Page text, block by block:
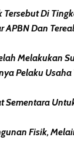
Di
Dan
Melakukan
Pelaku Usaha
Fisik,